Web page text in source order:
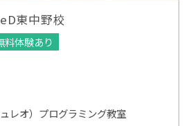
東中野校
料体験あり
レオ）プログラミング教室